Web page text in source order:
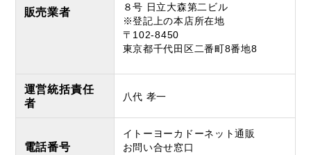
販売業者
８号 日立大森第二ビル
※登記上の本店所在地
〒102-8450
東京都千代田区二番町8番地8
運営統括責任
者
八代 孝一
電話番号
イトーヨーカドーネット通販
お問い合せ窓口